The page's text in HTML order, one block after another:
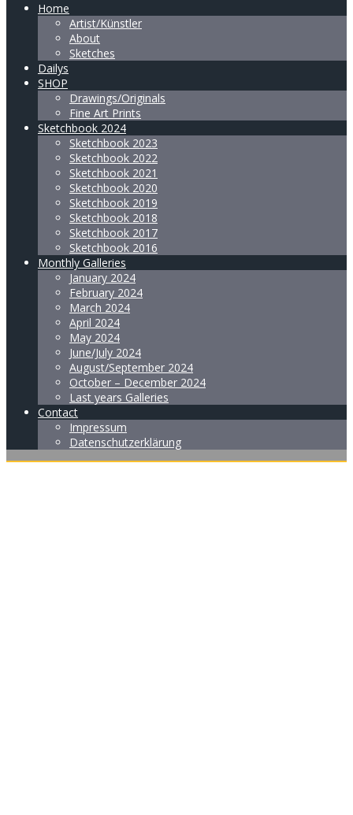
Home
Artist/Künstler
About
Sketches
Dailys
SHOP
Drawings/Originals
Fine Art Prints
Sketchbook 2024
Sketchbook 2023
Sketchbook 2022
Sketchbook 2021
Sketchbook 2020
Sketchbook 2019
Sketchbook 2018
Sketchbook 2017
Sketchbook 2016
Monthly Galleries
January 2024
February 2024
March 2024
April 2024
May 2024
June/July 2024
August/September 2024
October – December 2024
Last years Galleries
Contact
Impressum
Datenschutzerklärung